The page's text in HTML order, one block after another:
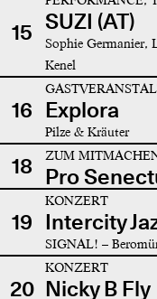
15 SUZI (AT)
Sophie Germanier,
Kenel
16 Explora
Pilze & Kräuter
18 ZUM
Pro
19
KONZERT
Intercity
SIGNAL! –
20
KONZERT
Nicky B Fly